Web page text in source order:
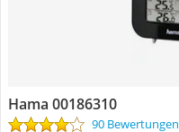
Hama 00186310
90 Bewertungen